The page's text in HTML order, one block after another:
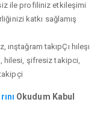
ile profiliniz etkileşimi
katkı sağlamış
takıpÇı hıleşı
hilesi, şifresiz takipci,
Okudum Kabul